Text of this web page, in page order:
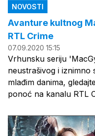
NOVOSTI
Avanture kultnog
RTL Crime
07.09.2020 15:15
Vrhunsku seriju
neustrašivog i iznimno
mlađim danima,
ponoć na kanalu RTL